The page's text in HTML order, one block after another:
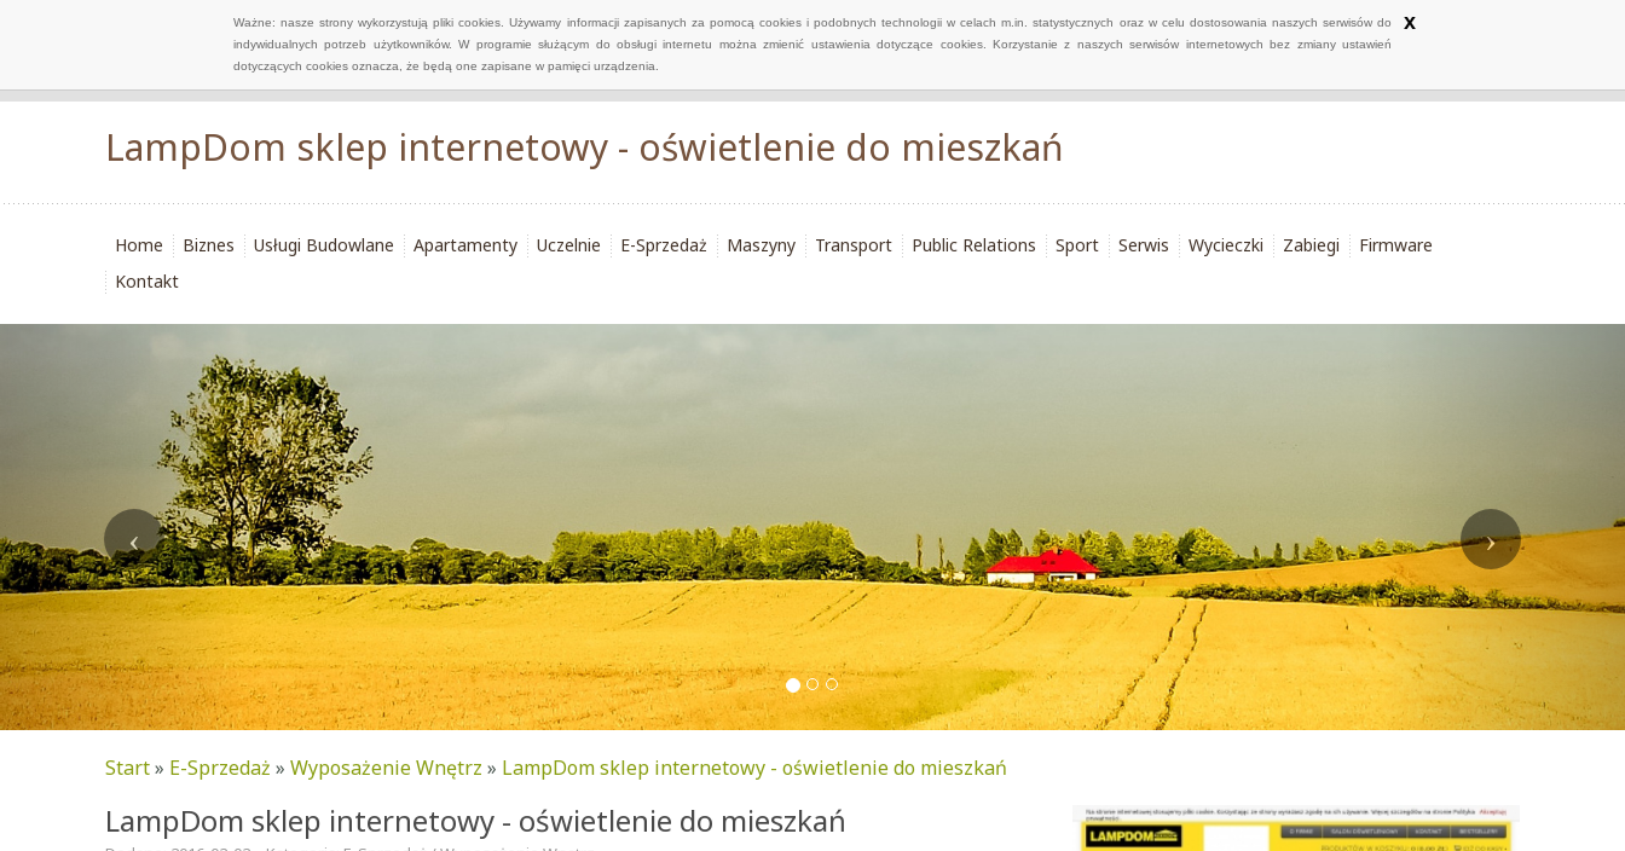
Ważne: nasze strony wykorzystują pliki cookies. Używamy informacji zapisanych za pomocą cookies i podobnych technologii w celach m.in. statystycznych oraz w celu dostosowania naszych serwisów do
indywidualnych potrzeb użytkowników. W programie służącym do obsługi internetu można zmienić ustawienia dotyczące cookies. Korzystanie z naszych serwisów internetowych bez zmiany ustawień
dotyczących cookies oznacza, że będą one zapisane w pamięci urządzenia.
x
LampDom sklep internetowy - oświetlenie do mieszkań
Home Biznes Usługi Budowlane Apartamenty Uczelnie E-Sprzedaż Maszyny Transport Public Relations Sport Serwis Wycieczki Zabiegi
Firmware
Kontakt
Start» E-Sprzedaż » Wyposażenie Wnętrz » LampDom sklep internetowy - oświetlenie do mieszkań
LampDom sklep internetowy - oświetlenie do mieszkań